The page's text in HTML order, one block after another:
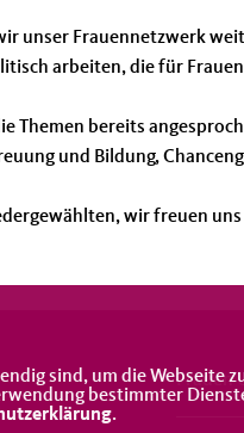
unser Frauennetzwerk
arbeiten, die für
Themen bereits
und Bildung,
wir freuen
Frauen
sind, um die
bestimmter
.